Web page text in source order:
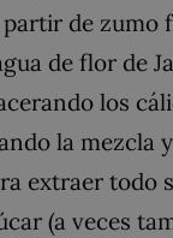
de zumo
de flor de
los
la mezcla
extraer todo
(a veces